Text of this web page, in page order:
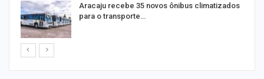
Aracaju recebe 35 novos ônibus climatizados
para o transporte…